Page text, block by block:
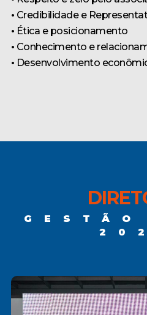
• Credibilidade e
• Ética e posicionamento
• Conhecimento e
• Desenvolvimento